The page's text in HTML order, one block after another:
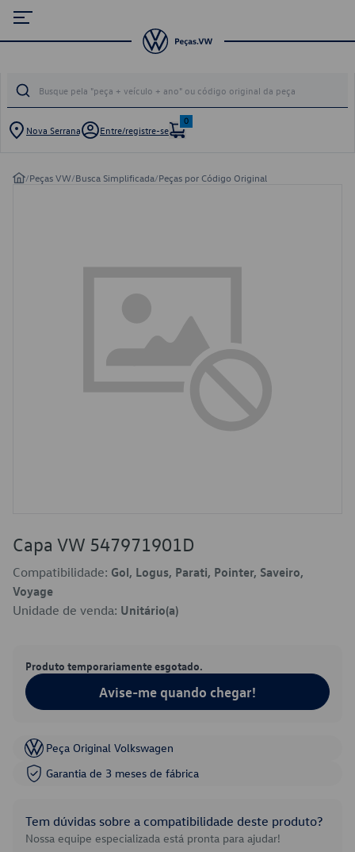
Nova Serrana Entre/registre-se
0
/Peças VW/Busca Simplificada/Peças por Código Original
Capa VW 547971901D
Compatibilidade: Gol, Logus, Parati, Pointer, Saveiro,
Voyage
Unidade de venda: Unitário(a)
Produto temporariamente esgotado.
Avise-me quando chegar!
Peça Original Volkswagen
Garantia de 3 meses de fábrica
Tem dúvidas sobre a compatibilidade deste produto?
Nossa equipe especializada está pronta para ajudar!